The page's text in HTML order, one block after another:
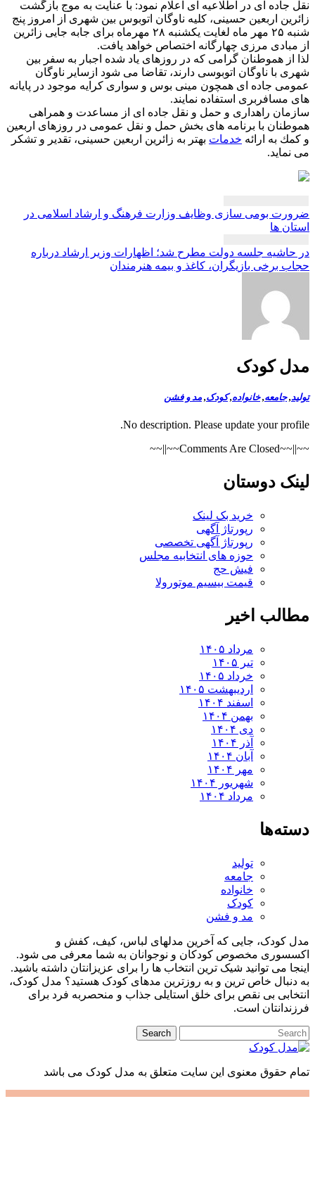
ای در اطلاعیه ای اعلام نمود: با عنایت به موج بازگشت
اربعین حسینی، كلیه ناوگان اتوبوس بین شهری از امروز پنج
شنبه ۲۵ مهر ماه لغایت یكشنبه ۲۸ مهرماه برای جابه جایی زائرین
مرزی چهارگانه اختصاص خواهد یافت.
از هموطنان گرامی كه در روزهای یاد شده اجبار به سفر بین
با ناوگان اتوبوسی دارند، تقاضا می شود ازسایر ناوگان
جاده ای همچون مینی بوس و سواری كرایه موجود در پایانه
استفاده نمایند.
راهداری و حمل و نقل جاده ای از مساعدت و همراهی
با برنامه های بخش حمل و نقل عمومی در روزهای اربعین
به ارائه خدماتبهتر به زائرین اربعین حسینی، تقدیر و تشكر
بومی سازی وظایف وزارت فرهنگ و ارشاد اسلامی در
ها
جلسه دولت مطرح شد؛ اظهارات وزیر ارشاد درباره
برخی بازیگران، كاغذ و بیمه هنرمندان
کودک
,جامعه,خانواده,کودک,مد و فشن
No description. Please update your
دوستان
خرید بک لینک
رپورتاژ آگهی
رپورتاژ آگهی تخصصی
حوزه های انتخابیه مجلس
فیش حج
قیمت بیسیم موتورولا
اخیر
مرداد ۱۴۰۵
تیر ۱۴۰۵
خرداد ۱۴۰۵
اردیبهشت ۱۴۰۵
اسفند ۱۴۰۴
بهمن ۱۴۰۴
دی ۱۴۰۴
آذر ۱۴۰۴
آبان ۱۴۰۴
مهر ۱۴۰۴
شهریور ۱۴۰۴
مرداد ۱۴۰۴
تولید
جامعه
خانواده
کودک
مد و فشن
کودک، جایی که آخرین مدلهای لباس، کیف، کفش و
مخصوص کودکان و نوجوانان به شما معرفی می شود.
می توانید شیک ترین انتخاب ها را برای عزیزانتان داشته باشید.
خاص ترین و به روزترین مدهای کودک هستید؟ مدل کودک،
بی نقص برای خلق استایلی جذاب و منحصربه فرد برای
است.
حقوق معنوی این سایت متعلق به مدل کودک می باشد